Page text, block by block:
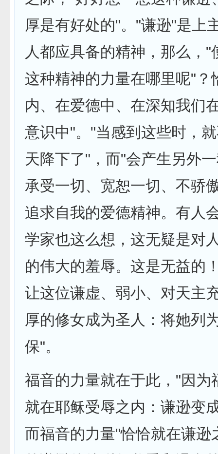
厚是有好处的"。"谦逊"是上
人都应具备的精神，那么，"
这种精神的力量在哪里呢"？
内、在爱德中、在深知我们
意识中"。"当感到这些时，
天降下了"，而"会产生另外
承受一切、宽恕一切、不骄
追求自我的爱德精神。有人
学家也这么想，这无疑是对
的伟大的羞辱。这是无益的
让这位谦虚、弱小、对天主
厚的修女成为圣人：将她列
保"。
福音的力量就在于此，"因为
就在耶稣受辱之内：谦逊变
而福音的力量"恰恰就在谦逊